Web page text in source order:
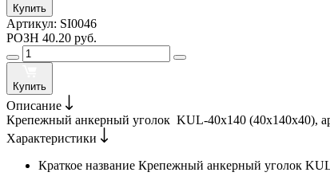
Купить
Артикул: SI0046
РОЗН 40.20 руб.
Купить
Описание
Крепежный анкерный уголок KUL-40х140 (40х140х40),
Характеристики
Краткое название Крепежный анкерный уголок